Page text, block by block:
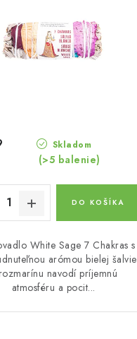
Skladom
(>5 balenie)
DO KOŠÍKA
White Sage 7 Chakras s
arómou bielej šalvie
navodí príjemnú
atmosféru a pocit...